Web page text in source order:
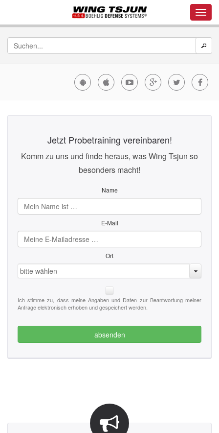
Jetzt Probetraining vereinbaren!
Komm zu uns und finde heraus, was Wing Tsjun so
besonders macht!
Name
E-Mail
Ort
bitte wählen
Ich stimme zu, dass meine Angaben und Daten zur Beantwortung meiner
Anfrage elektronisch erhoben und gespeichert werden.
absenden